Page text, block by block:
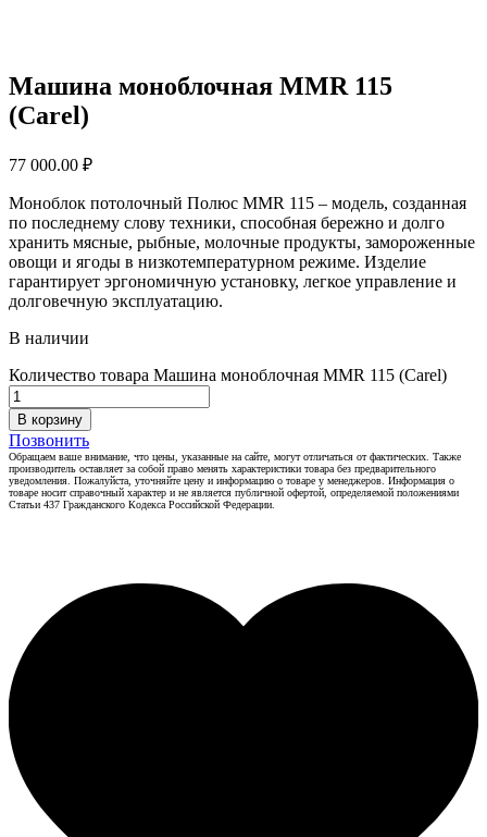
Машина моноблочная MMR 115
(Carel)
77 000.00 ₽
Моноблок потолочный Полюс MMR 115 – модель, созданная
по последнему слову техники, способная бережно и долго
хранить мясные, рыбные, молочные продукты, замороженные
овощи и ягоды в низкотемпературном режиме. Изделие
гарантирует эргономичную установку, легкое управление и
долговечную эксплуатацию.
В наличии
Количество товара Машина моноблочная MMR 115 (Carel)
В корзину
Позвонить
Обращаем ваше внимание, что цены, указанные на сайте, могут отличаться от фактических. Также
производитель оставляет за собой право менять характеристики товара без предварительного
уведомления. Пожалуйста, уточняйте цену и информацию о товаре у менеджеров. Информация о
товаре носит справочный характер и не является публичной офертой, определяемой положениями
Статьи 437 Гражданского Кодекса Российской Федерации.